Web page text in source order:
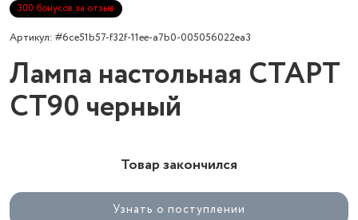
300 бонусов за отзыв
Артикул: #6ce51b57-f32f-11ee-a7b0-005056022ea3
Лампа настольная СТАРТ
CT90 черный
Товар закончился
Узнать о поступлении